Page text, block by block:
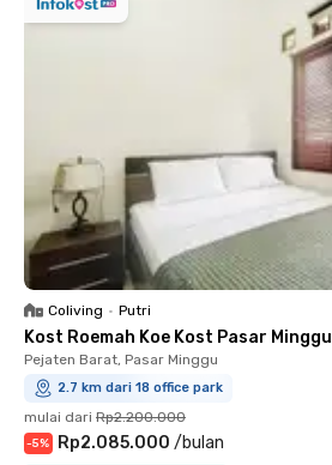
Coliving • Putri
Kost Roemah Koe Kost Pasar Minggu
Pejaten Barat, Pasar Minggu
2.7 km dari 18 office park
mulai dari Rp2.200.000
-5% Rp2.085.000 /bulan